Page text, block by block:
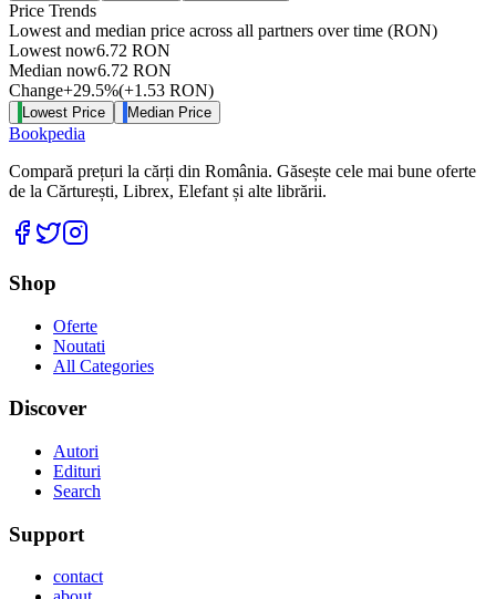
Price Trends
Lowest and median price across all partners over time (RON)
Lowest now6.72 RON
Median now6.72 RON
Change+29.5%(+1.53 RON)
Lowest Price Median Price
Bookpedia
Compară prețuri la cărți din România. Găsește cele mai bune oferte
de la Cărturești, Librex, Elefant și alte librării.
Facebook
Twitter
Shop
Oferte
Noutati
All Categories
Discover
Autori
Edituri
Search
Support
contact